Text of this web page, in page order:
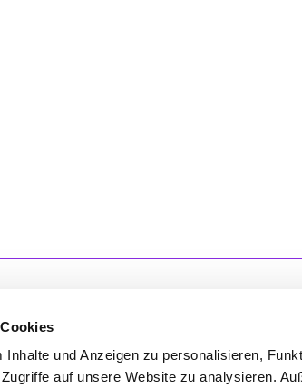
und Anzeigen zu personalisieren,
auf unsere Website zu analysieren.
CONNECT SERVICE